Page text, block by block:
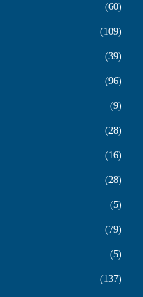
60
109
39
96
9
28
16
28
5
79
5
137